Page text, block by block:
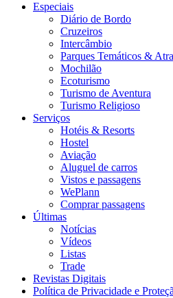
Especiais
Diário de Bordo
Cruzeiros
Intercâmbio
Parques Temáticos &
Mochilão
Ecoturismo
Turismo de Aventura
Turismo Religioso
Serviços
Hotéis & Resorts
Hostel
Aviação
Aluguel de carros
Vistos e passagens
WePlann
Comprar passagens
Últimas
Notícias
Vídeos
Listas
Trade
Revistas Digitais
Política de Privacidade e